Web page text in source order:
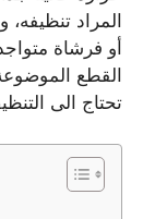
المراد
أو فرشاة
القطع
تحتاج الى